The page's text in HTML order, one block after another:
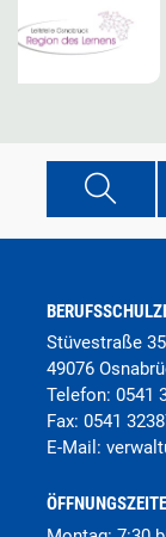
Stüvestraße 35
49076
Telefon: 0541
Fax: 0541
E-Mail: